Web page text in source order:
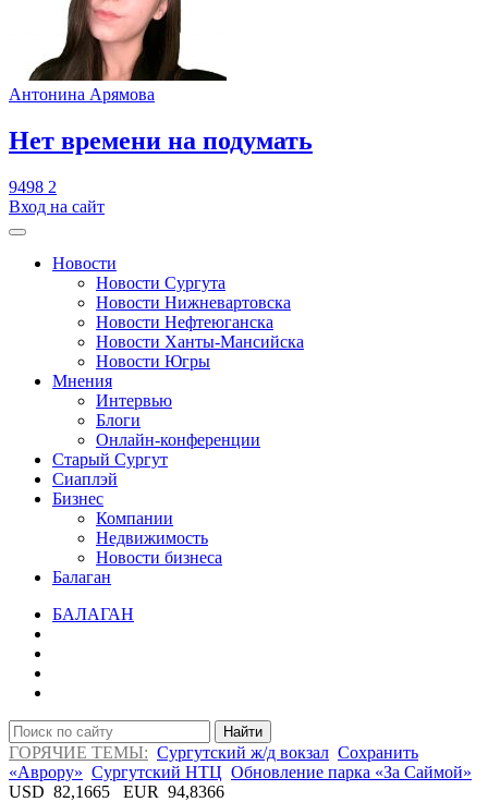
Антонина Арямова
​Нет времени на подумать
9498 2
Вход на сайт
Новости
Новости Сургута
Новости Нижневартовска
Новости Нефтеюганска
Новости Ханты-Мансийска
Новости Югры
Мнения
Интервью
Блоги
Онлайн-конференции
Старый Сургут
Сиаплэй
Бизнес
Компании
Недвижимость
Новости бизнеса
Балаган
БАЛАГАН
Найти
ГОРЯЧИЕ ТЕМЫ: Сургутский ж/д вокзал Сохранить
«Аврору» Сургутский НТЦ Обновление парка «За Саймой»
USD 82,1665 EUR 94,8366